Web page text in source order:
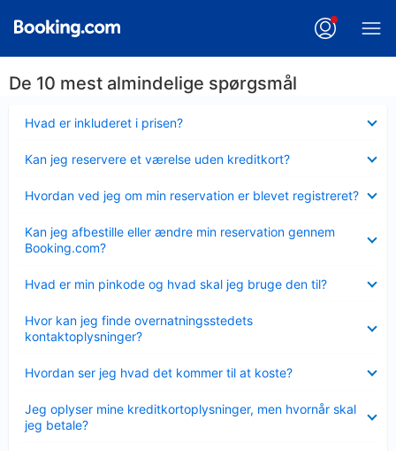
De 10 mest almindelige spørgsmål
Hvad er inkluderet i prisen?
Kan jeg reservere et værelse uden kreditkort?
Hvordan ved jeg om min reservation er blevet registreret?
Kan jeg afbestille eller ændre min reservation gennem
Booking.com?
Hvad er min pinkode og hvad skal jeg bruge den til?
Hvor kan jeg finde overnatningsstedets
kontaktoplysninger?
Hvordan ser jeg hvad det kommer til at koste?
Jeg oplyser mine kreditkortoplysninger, men hvornår skal
jeg betale?